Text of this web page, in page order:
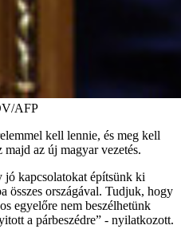
AFP
kell lennie, és meg kell
az új magyar vezetés.
jó kapcsolatokat építsünk ki
összes országával. Tudjuk, hogy
egyelőre nem beszélhetünk
a párbeszédre” - nyilatkozott.